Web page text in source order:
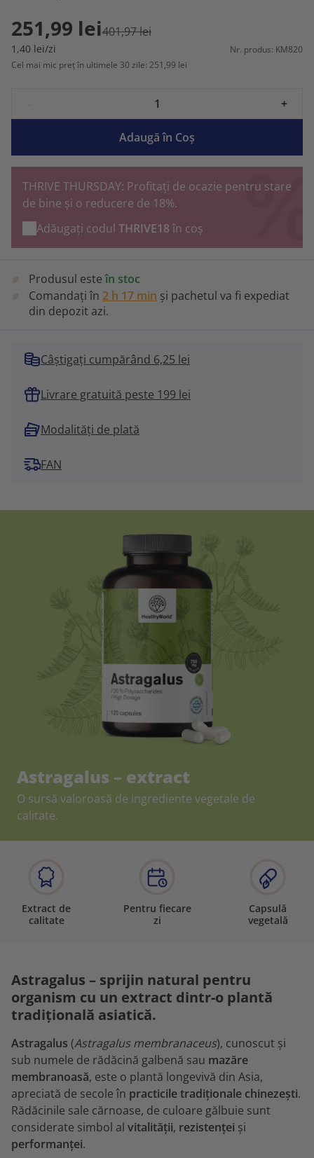
251,99 lei401,97 lei
1,40 lei/zi
Nr. produs: KM820
Cel mai mic preț în ultimele 30 zile: 251,99 lei
+
Adaugă în Coş
THRIVE THURSDAY: Profitați de ocazie pentru stare
de bine și o reducere de 18%.
Adăugați codul THRIVE18 în coș
Produsul esteîn stoc
Comandați în 2 h 17 min și pachetul va fi expediat
din depozit azi.
Câștigați cumpărând 6,25 lei
Livrare gratuită peste 199 lei
Modalități de plată
FAN
Astragalus – extract
O sursă valoroasă de ingrediente vegetale de
calitate.
Extract de
calitate
Pentru fiecare
zi
Capsulă
vegetală
Astragalus – sprijin natural pentru
organism cu un extract dintr-o plantă
tradițională asiatică.
Astragalus (Astragalus membranaceus), cunoscut și
sub numele de rădăcină galbenă sau mazăre
membranoasă, este o plantă longevivă din Asia,
apreciată de secole în practicile tradiționale chinezești.
Rădăcinile sale cărnoase, de culoare gălbuie sunt
considerate simbol al vitalității, rezistenței și
performanței.